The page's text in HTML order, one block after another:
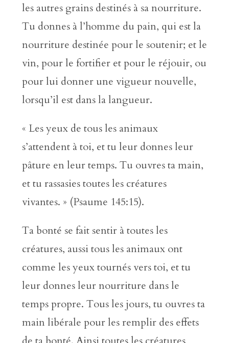
les autres grains destinés à sa nourriture.
Tu donnes à l’homme du pain, qui est la
nourriture destinée pour le soutenir; et le
vin, pour le fortifier et pour le réjouir, ou
pour lui donner une vigueur nouvelle,
lorsqu’il est dans la langueur.
« Les yeux de tous les animaux
s’attendent à toi, et tu leur donnes leur
pâture en leur temps. Tu ouvres ta main,
et tu rassasies toutes les créatures
vivantes. » (Psaume 145:15).
Ta bonté se fait sentir à toutes les
créatures, aussi tous les animaux ont
comme les yeux tournés vers toi, et tu
leur donnes leur nourriture dans le
temps propre. Tous les jours, tu ouvres ta
main libérale pour les remplir des effets